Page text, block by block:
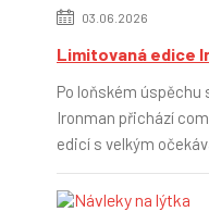
03.06.2026
Limitovaná edice
Po loňském
Ironman přichází
edicí s velkým